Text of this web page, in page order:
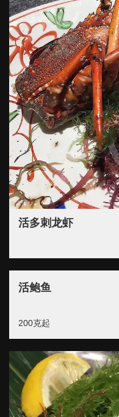
活多刺龙虾
活鲍鱼
200克起
この店
室×ディナー【品川・浜
https://ginzamiyachiku-
お店